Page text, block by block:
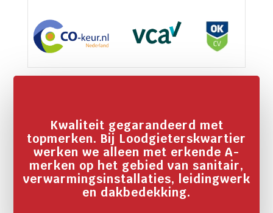
Kwaliteit gegarandeerd met
topmerken. Bij Loodgieterskwartier
werken we alleen met erkende A-
merken op het gebied van sanitair,
verwarmingsinstallaties, leidingwerk
en dakbedekking.